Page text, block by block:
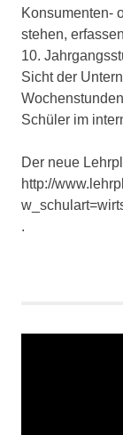
Konsumenten-
stehen,
10.
Sicht der
Schüler im
Der neue
http://
.